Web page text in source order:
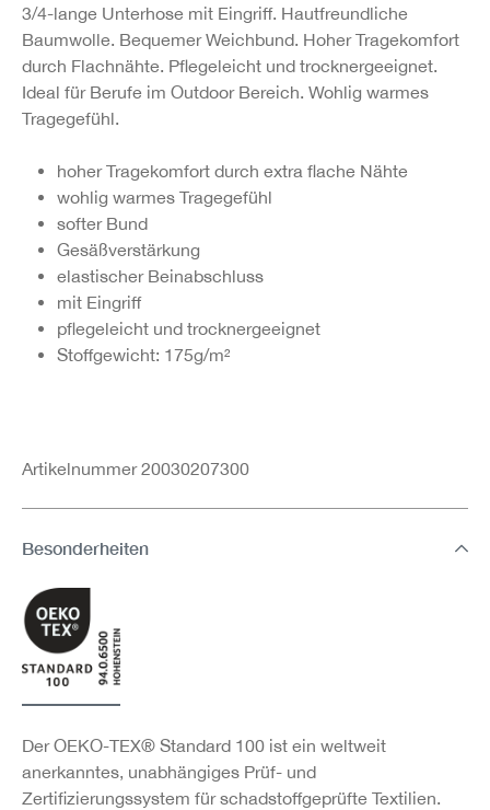
3/4-lange Unterhose mit Eingriff. Hautfreundliche
Baumwolle. Bequemer Weichbund. Hoher Tragekomfort
durch Flachnähte. Pflegeleicht und trocknergeeignet.
Ideal für Berufe im Outdoor Bereich. Wohlig warmes
Tragegefühl.
hoher Tragekomfort durch extra flache Nähte
wohlig warmes Tragegefühl
softer Bund
Gesäßverstärkung
elastischer Beinabschluss
mit Eingriff
pflegeleicht und trocknergeeignet
Stoffgewicht: 175g/m²
Artikelnummer 20030207300
Besonderheiten
Der OEKO-TEX® Standard 100 ist ein weltweit
anerkanntes, unabhängiges Prüf- und
Zertifizierungssystem für schadstoffgeprüfte Textilien.